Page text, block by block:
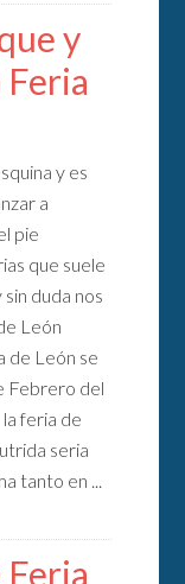
y
y es
a
pie
que suele
duda nos
León
de León se
Febrero del
feria de
seria
tanto en ...